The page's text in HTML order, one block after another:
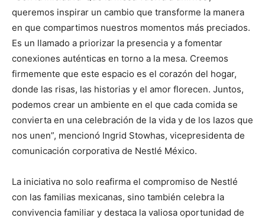
queremos inspirar un cambio que transforme la manera
en que compartimos nuestros momentos más preciados.
Es un llamado a priorizar la presencia y a fomentar
conexiones auténticas en torno a la mesa. Creemos
firmemente que este espacio es el corazón del hogar,
donde las risas, las historias y el amor florecen. Juntos,
podemos crear un ambiente en el que cada comida se
convierta en una celebración de la vida y de los lazos que
nos unen”, mencionó Ingrid Stowhas, vicepresidenta de
comunicación corporativa de Nestlé México.
La iniciativa no solo reafirma el compromiso de Nestlé
con las familias mexicanas, sino también celebra la
convivencia familiar y destaca la valiosa oportunidad de